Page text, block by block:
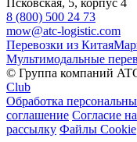
8 (800) 500 24 73
mow@atc-logistic.com
Перевозки из Китая
Мультимодальные
© Группа компаний
Club
Обработка
соглашение Согласие
рассылку Файлы Cookie